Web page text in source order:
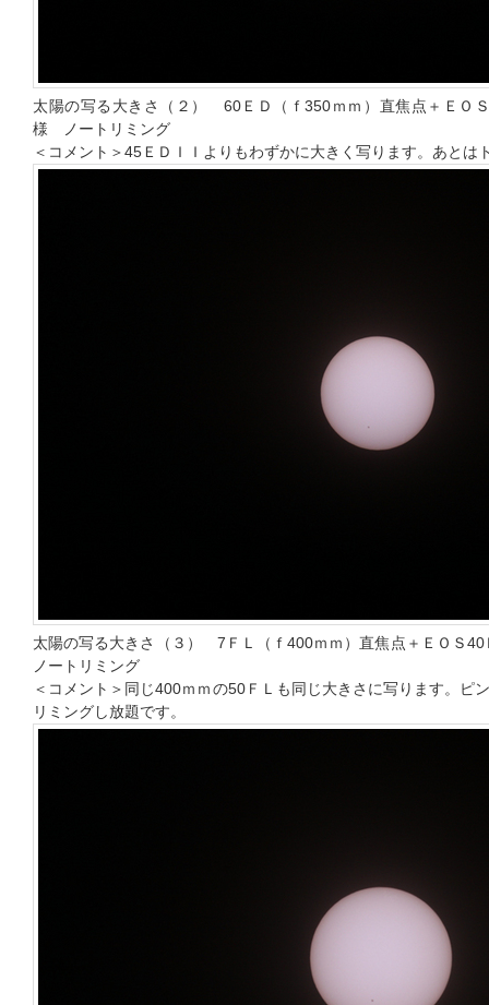
太陽の写る大きさ（２） 60ＥＤ（ｆ350ｍｍ）直焦点＋ＥＯ
様 ノートリミング
＜コメント＞45ＥＤＩＩよりもわずかに大きく写ります。あとは
太陽の写る大きさ（３） 7ＦＬ（ｆ400ｍｍ）直焦点＋ＥＯ
ノートリミング
＜コメント＞同じ400ｍｍの50ＦＬも同じ大きさに写ります。ピ
リミングし放題です。